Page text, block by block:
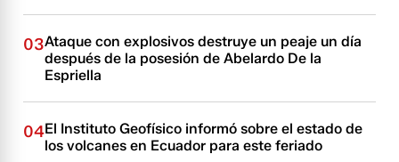
03Ataque con explosivos destruye un peaje un día
después de la posesión de Abelardo De la
Espriella
04El Instituto Geofísico informó sobre el estado de
los volcanes en Ecuador para este feriado